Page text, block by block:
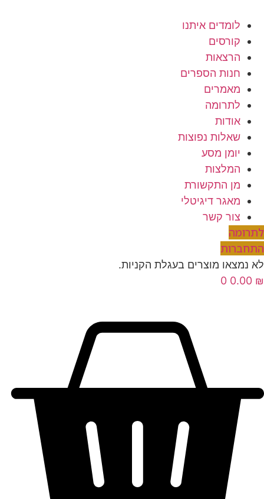
לומדים איתנו
קורסים
הרצאות
חנות הספרים
מאמרים
לתרומה
אודות
שאלות נפוצות
יומן מסע
המלצות
מן התקשורת
מאגר דיגיטלי
צור קשר
לתרומה
התחברות
לא נמצאו מוצרים בעגלת הקניות.
0.00 ₪
0